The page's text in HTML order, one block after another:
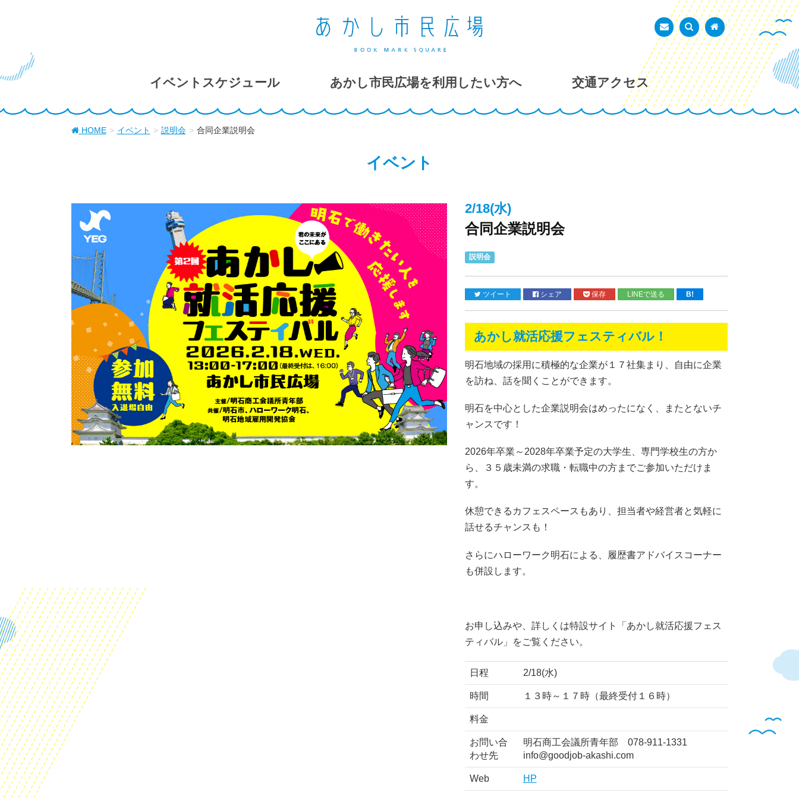
あかし市民広場
お問い合わせ
検索を表示トップページ
イベントスケジュール あかし市民広場を利用したい方へ 交通アクセス
HOME イベント 説明会 合同企業説明会
イベント
2/18(水)
合同企業説明会
説明会
ツイート シェア 保存 LINEで送る B!
あかし就活応援フェスティバル！
明石地域の採用に積極的な企業が１７社集まり、自由に企業
を訪ね、話を聞くことができます。
明石を中心とした企業説明会はめったになく、またとないチ
ャンスです！
2026年卒業～2028年卒業予定の大学生、専門学校生の方か
ら、３５歳未満の求職・転職中の方までご参加いただけま
す。
休憩できるカフェスペースもあり、担当者や経営者と気軽に
話せるチャンスも！
さらにハローワーク明石による、履歴書アドバイスコーナー
も併設します。
お申し込みや、詳しくは特設サイト「あかし就活応援フェス
ティバル」をご覧ください。
日程 2/18(水)
時間 １３時～１７時（最終受付１６時）
料金
お問い合
わせ先
明石商工会議所青年部 078-911-1331
info@goodjob-akashi.com
Web HP